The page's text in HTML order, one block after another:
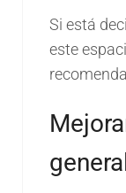
Si está
este
general